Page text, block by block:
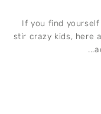
If you find
stir crazy kids, here